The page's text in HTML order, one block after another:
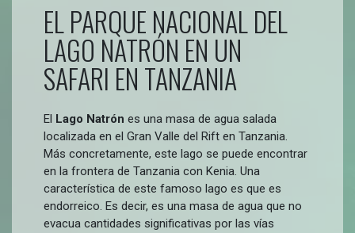
EL PARQUE NACIONAL DEL
LAGO NATRÓN EN UN
SAFARI EN TANZANIA
El Lago Natrón es una masa de agua salada
localizada en el Gran Valle del Rift en Tanzania.
Más concretamente, este lago se puede encontrar
en la frontera de Tanzania con Kenia. Una
característica de este famoso lago es que es
endorreico. Es decir, es una masa de agua que no
evacua cantidades significativas por las vías